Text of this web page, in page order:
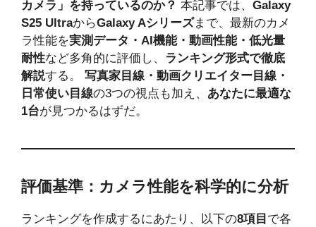
カメラ」を持っているのか？ 本記事では、 Galaxy
S25 UltraからGalaxy Aシリーズまで、最新のカメ
ラ性能を実測データ・AI機能・動画性能・低光量
耐性など多角的に評価し、 ランキング形式で徹底
解説する。 写真家目線・動画クリエイター目線・
日常使い目線の3つの視点も加え、 あなたに最適な
1台が見つかるはずだ。
評価基準：カメラ性能を科学的に分析
ランキングを作成するにあたり、以下の8項目 で各